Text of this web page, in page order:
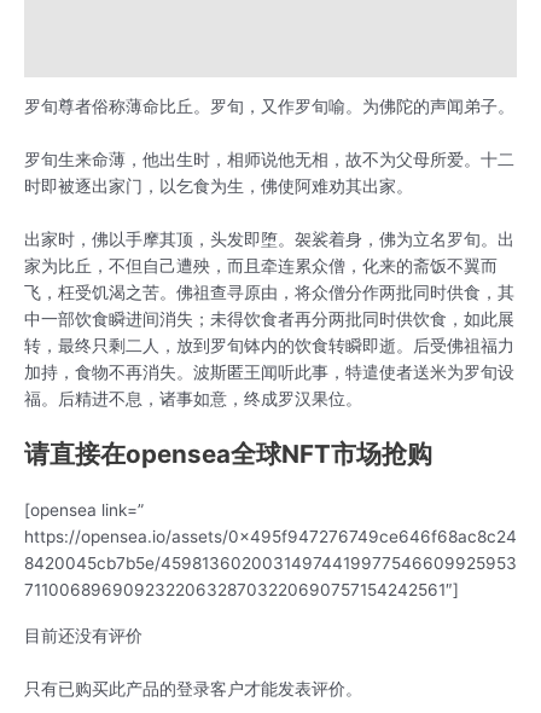
罗旬尊者俗称薄命比丘。罗旬，又作罗旬喻。为佛陀的声闻弟子。
罗旬生来命薄，他出生时，相师说他无相，故不为父母所爱。十二
时即被逐出家门，以乞食为生，佛使阿难劝其出家。
出家时，佛以手摩其顶，头发即堕。袈裟着身，佛为立名罗旬。出
家为比丘，不但自己遭殃，而且牵连累众僧，化来的斋饭不翼而
飞，枉受饥渴之苦。佛祖查寻原由，将众僧分作两批同时供食，其
中一部饮食瞬进间消失；未得饮食者再分两批同时供饮食，如此展
转，最终只剩二人，放到罗旬钵内的饮食转瞬即逝。后受佛祖福力
加持，食物不再消失。波斯匿王闻听此事，特遣使者送米为罗旬设
福。后精进不息，诸事如意，终成罗汉果位。
请直接在opensea全球NFT市场抢购
[opensea link=”
https://opensea.io/assets/0x495f947276749ce646f68ac8c24
8420045cb7b5e/45981360200314974419977546609925953
711006896909232206328703220690757154242561″]
目前还没有评价
只有已购买此产品的登录客户才能发表评价。